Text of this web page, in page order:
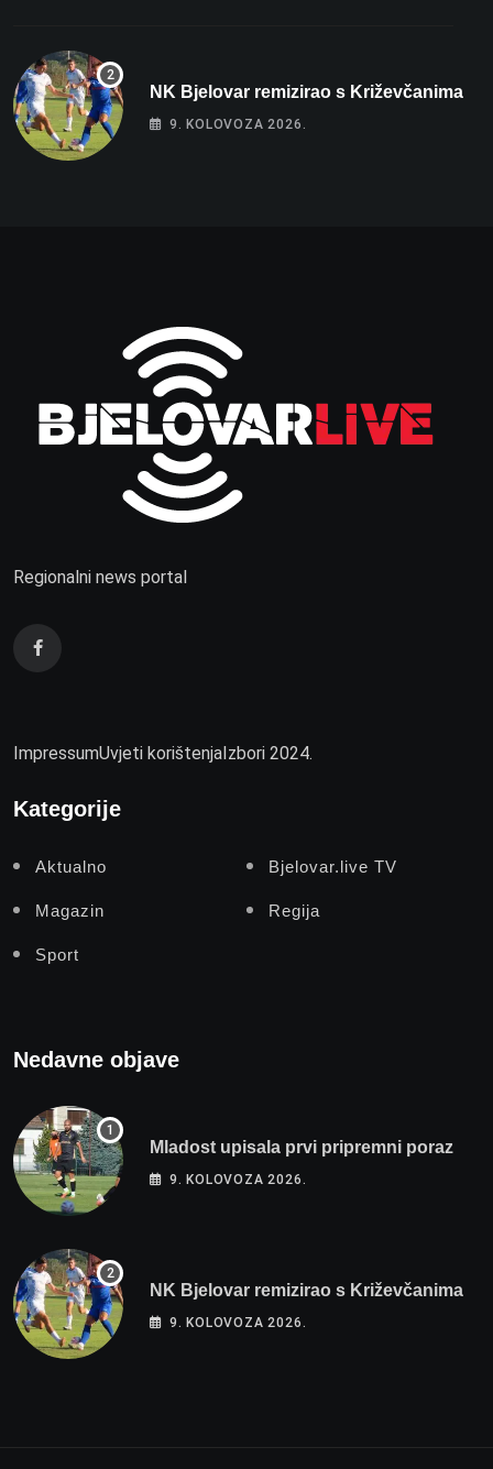
NK Bjelovar remizirao s Križevčanima
9. KOLOVOZA 2026.
Regionalni news portal
ImpressumUvjeti korištenjaIzbori 2024.
Kategorije
Aktualno Bjelovar.live TV
Magazin Regija
Sport
Nedavne objave
Mladost upisala prvi pripremni poraz
9. KOLOVOZA 2026.
NK Bjelovar remizirao s Križevčanima
9. KOLOVOZA 2026.